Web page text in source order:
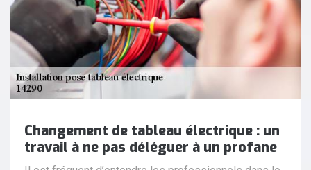
Changement de tableau électrique : un
travail à ne pas déléguer à un profane